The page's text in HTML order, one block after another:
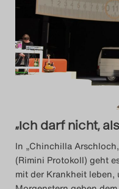
Das
Das
Das
„Ich darf nicht,
In „Chinchilla
(Rimini Protokoll) geht
mit der Krankheit